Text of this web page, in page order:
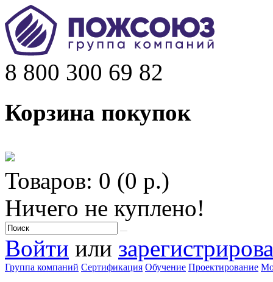
8 800 300 69 82
Корзина покупок
Товаров: 0 (0 р.)
Ничего не куплено!
Войти или
Группа компаний Сертификация Обучение Проектирование